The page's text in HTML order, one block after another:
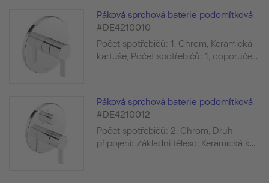
Páková sprchová baterie podomítková
#DE4210010
Počet spotřebičů: 1, Chrom, Keramická
kartuše, Počet spotřebičů: 1, doporuče...
Páková sprchová baterie podomítková
#DE4210012
Počet spotřebičů: 2, Chrom, Druh
připojení: Základní těleso, Keramická k...